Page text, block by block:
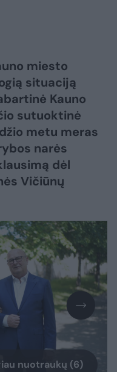
miesto
situaciją
Kauno
sutuoktinė
metu meras
narės
dėl
Vičiūnų
nuotraukų (6)